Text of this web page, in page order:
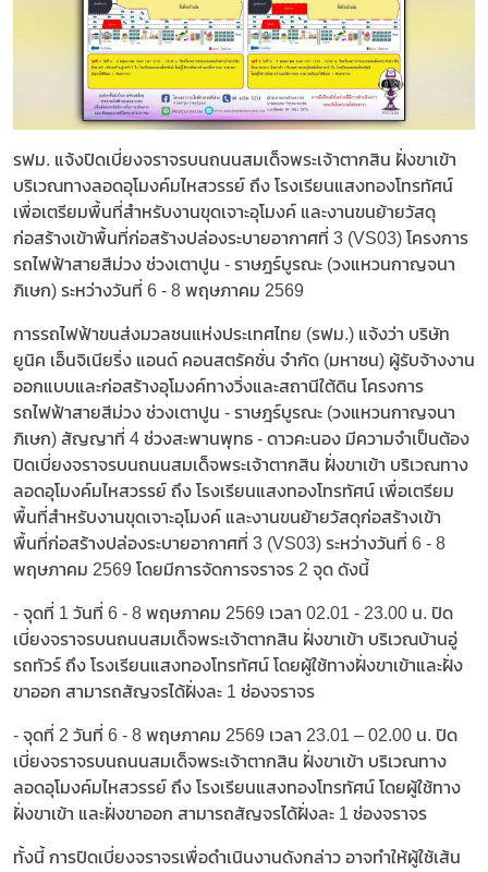
รฟม. แจ้งปิดเบี่ยงจราจรบนถนนสมเด็จพระเจ้าตากสิน ฝั่งขาเข้า
บริเวณทางลอดอุโมงค์มไหสวรรย์ ถึง โรงเรียนแสงทองโทรทัศน์
เพื่อเตรียมพื้นที่สำหรับงานขุดเจาะอุโมงค์ และงานขนย้ายวัสดุ
ก่อสร้างเข้าพื้นที่ก่อสร้างปล่องระบายอากาศที่ 3 (VS03) โครงการ
รถไฟฟ้าสายสีม่วง ช่วงเตาปูน - ราษฎร์บูรณะ (วงแหวนกาญจนา
ภิเษก) ระหว่างวันที่ 6 - 8 พฤษภาคม 2569
การรถไฟฟ้าขนส่งมวลชนแห่งประเทศไทย (รฟม.) แจ้งว่า บริษัท
ยูนิค เอ็นจิเนียริ่ง แอนด์ คอนสตรัคชั่น จำกัด (มหาชน) ผู้รับจ้างงาน
ออกแบบและก่อสร้างอุโมงค์ทางวิ่งและสถานีใต้ดิน โครงการ
รถไฟฟ้าสายสีม่วง ช่วงเตาปูน - ราษฎร์บูรณะ (วงแหวนกาญจนา
ภิเษก) สัญญาที่ 4 ช่วงสะพานพุทธ - ดาวคะนอง มีความจำเป็นต้อง
ปิดเบี่ยงจราจรบนถนนสมเด็จพระเจ้าตากสิน ฝั่งขาเข้า บริเวณทาง
ลอดอุโมงค์มไหสวรรย์ ถึง โรงเรียนแสงทองโทรทัศน์ เพื่อเตรียม
พื้นที่สำหรับงานขุดเจาะอุโมงค์ และงานขนย้ายวัสดุก่อสร้างเข้า
พื้นที่ก่อสร้างปล่องระบายอากาศที่ 3 (VS03) ระหว่างวันที่ 6 - 8
พฤษภาคม 2569 โดยมีการจัดการจราจร 2 จุด ดังนี้
- จุดที่ 1 วันที่ 6 - 8 พฤษภาคม 2569 เวลา 02.01 - 23.00 น. ปิด
เบี่ยงจราจรบนถนนสมเด็จพระเจ้าตากสิน ฝั่งขาเข้า บริเวณบ้านอู่
รถทัวร์ ถึง โรงเรียนแสงทองโทรทัศน์ โดยผู้ใช้ทางฝั่งขาเข้าและฝั่ง
ขาออก สามารถสัญจรได้ฝั่งละ 1 ช่องจราจร
- จุดที่ 2 วันที่ 6 - 8 พฤษภาคม 2569 เวลา 23.01 – 02.00 น. ปิด
เบี่ยงจราจรบนถนนสมเด็จพระเจ้าตากสิน ฝั่งขาเข้า บริเวณทาง
ลอดอุโมงค์มไหสวรรย์ ถึง โรงเรียนแสงทองโทรทัศน์ โดยผู้ใช้ทาง
ฝั่งขาเข้า และฝั่งขาออก สามารถสัญจรได้ฝั่งละ 1 ช่องจราจร
ทั้งนี้ การปิดเบี่ยงจราจรเพื่อดำเนินงานดังกล่าว อาจทำให้ผู้ใช้เส้น